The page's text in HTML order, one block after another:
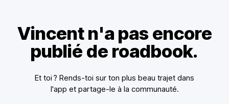
Vincent n'a pas encore
publié de roadbook.
Et toi ? Rends-toi sur ton plus beau trajet dans
l'app et partage-le à la communauté.